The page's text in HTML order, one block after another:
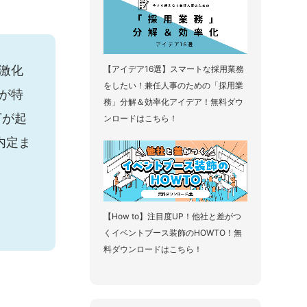
化
特
起
定ま
【アイデア16選】スマートな採用業務
をしたい！兼任人事のための「採用業
務」分解＆効率化アイデア！無料ダウ
ンロードはこちら！
【How to】注目度UP！他社と差がつ
くイベントブース装飾のHOWTO！無
料ダウンロードはこちら！